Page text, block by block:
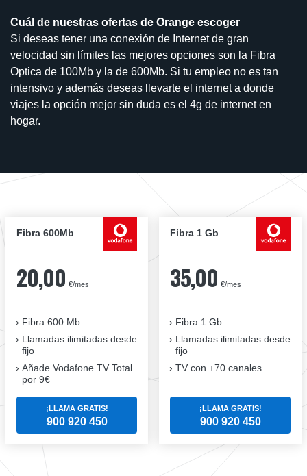
Cuál de nuestras ofertas de Orange escoger
Si deseas tener una conexión de Internet de gran
velocidad sin límites las mejores opciones son la Fibra
Optica de 100Mb y la de 600Mb. Si tu empleo no es tan
intensivo y además deseas llevarte el internet a donde
viajes la opción mejor sin duda es el 4g de internet en
hogar.
Fibra 600Mb
20,00 €/mes
Fibra 600 Mb
Llamadas ilimitadas desde
fijo
Añade Vodafone TV Total
por 9€
¡LLAMA GRATIS!
900 920 450
Fibra 1 Gb
35,00 €/mes
Fibra 1 Gb
Llamadas ilimitadas desde
fijo
TV con +70 canales
¡LLAMA GRATIS!
900 920 450